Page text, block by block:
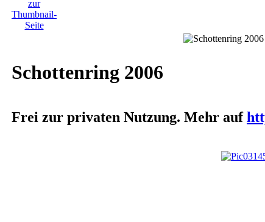
Schottenring 2006
Frei zur privaten Nutzung. Mehr auf